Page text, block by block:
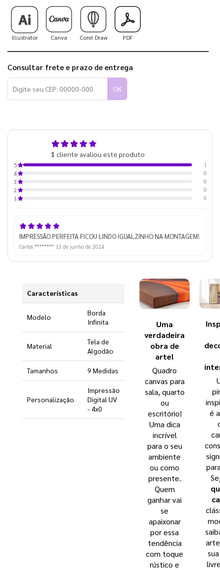
Illustrator Canva Corel Draw PDF
Consultar frete e prazo de entrega
OK
1 cliente avaliou este produto
5
1
4
0
3
0
2
0
1
0
IMPRESSÃO PERFEITA FICOU LINDO IGUALZINHO NA MONTAGEM!
Carlos ******** 13 de junho de 2024
Características
Modelo
Borda
Infinita
Material
Tela de
Algodão
Tamanhos 9 Medidas
Personalização
Impressão
Digital UV
- 4x0
Uma
verdadeira
obra de
arte!
Quadro
canvas para
sala, quarto
ou
escritório!
Uma dica
incrível
para o seu
ambiente
ou como
presente.
Quem
ganhar vai
se
apaixonar
por essa
tendência
com toque
rústico e
é